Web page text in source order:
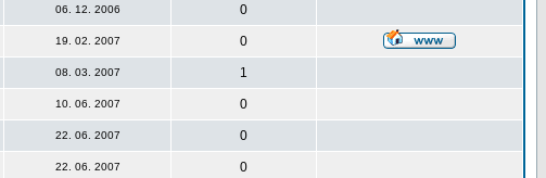
06. 12. 2006 0
19. 02. 2007 0
08. 03. 2007 1
10. 06. 2007 0
22. 06. 2007 0
22. 06. 2007 0